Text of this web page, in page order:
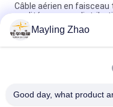
Câble aérien en
qualité pour une
Câble Shenghua
conducteurs pour lignes
Cable électrique
Mayling Zhao
Good day, what product